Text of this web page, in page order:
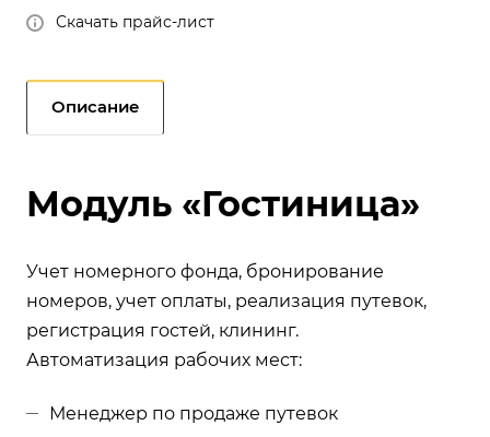
Скачать прайс-лист
Описание
Модуль «Гостиница»
Учет номерного фонда, бронирование
номеров, учет оплаты, реализация путевок,
регистрация гостей, клининг.
Автоматизация рабочих мест:
Менеджер по продаже путевок